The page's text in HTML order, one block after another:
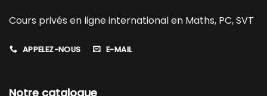
Cours privés en ligne international en Maths, PC, SVT
APPELEZ-NOUS E-MAIL
Notre catalogue